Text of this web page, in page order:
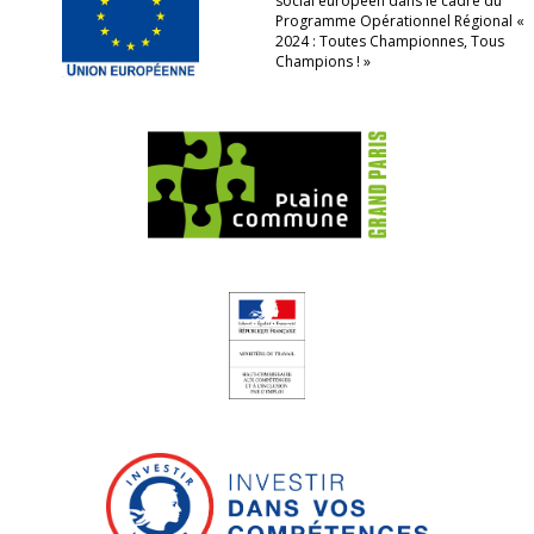
Programme Opérationnel Régional «
2024 : Toutes Championnes, Tous
Champions ! »